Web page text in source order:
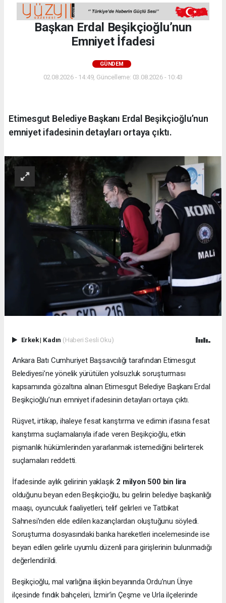
Başkan Erdal Beşikçioğlu’nun
Emniyet İfadesi
GÜNDEM
02.08.2026 - 14:49, Güncelleme: 03.08.2026 - 10:43
Etimesgut Belediye Başkanı Erdal Beşikçioğlu’nun
emniyet ifadesinin detayları ortaya çıktı.
Erkek| Kadın (Haberi Sesli Oku)
Ankara Batı Cumhuriyet Başsavcılığı tarafından Etimesgut
Belediyesi’ne yönelik yürütülen yolsuzluk soruşturması
kapsamında gözaltına alınan Etimesgut Belediye Başkanı Erdal
Beşikçioğlu’nun emniyet ifadesinin detayları ortaya çıktı.
Rüşvet, irtikap, ihaleye fesat karıştırma ve edimin ifasına fesat
karıştırma suçlamalarıyla ifade veren Beşikçioğlu, etkin
pişmanlık hükümlerinden yararlanmak istemediğini belirterek
suçlamaları reddetti.
İfadesinde aylık gelirinin yaklaşık 2 milyon 500 bin lira
olduğunu beyan eden Beşikçioğlu, bu gelirin belediye başkanlığı
maaşı, oyunculuk faaliyetleri, telif gelirleri ve Tatbikat
Sahnesi’nden elde edilen kazançlardan oluştuğunu söyledi.
Soruşturma dosyasındaki banka hareketleri incelemesinde ise
beyan edilen gelirle uyumlu düzenli para girişlerinin bulunmadığı
değerlendirildi.
Beşikçioğlu, mal varlığına ilişkin beyanında Ordu’nun Ünye
ilçesinde fındık bahçeleri, İzmir’in Çeşme ve Urla ilçelerinde